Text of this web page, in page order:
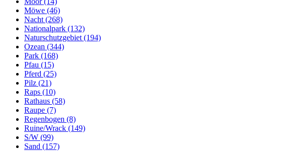
Möwe (46)
Nacht (268)
Nationalpark (132)
Naturschutzgebiet (194)
Ozean (344)
Park (168)
Pfau (15)
Pferd (25)
Pilz (21)
Raps (10)
Rathaus (58)
Raupe (7)
Regenbogen (8)
Ruine/Wrack (149)
S/W (99)
Sand (157)